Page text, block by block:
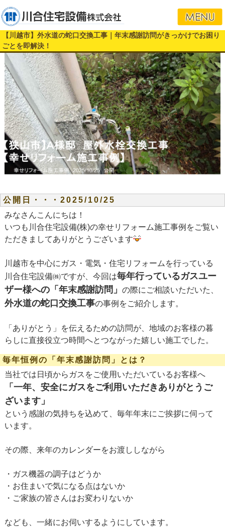
【川越市】外水道の蛇口交換工事｜年末感謝訪問がきっかけでお困り
ごとを即解決！
公開日・・・2025/10/25
みなさんこんにちは！
いつも川合住宅設備(株)の幸せリフォーム施工事例をご覧い
ただきましてありがとうございます
川越市を中心にガス・電気・住宅リフォームを行っている
川合住宅設備㈱ですが、今回は毎年行っているガスユー
ザー様への「年末感謝訪問」 の際にご相談いただいた、
外水道の蛇口交換工事の事例をご紹介します。
「ありがとう」を伝えるための訪問が、地域のお客様の暮
らしに直接役立つ時間へとつながった嬉しい施工でした。
毎年恒例の「年末感謝訪問」とは？
当社では日頃からガスをご使用いただいているお客様へ
「一年、安全にガスをご利用いただきありがとうご
ざいます」
という感謝の気持ちを込めて、毎年年末にご挨拶に伺って
います。
その際、来年のカレンダーをお渡ししながら
・ガス機器の調子はどうか
・お住まいで気になる点はないか
・ご家族の皆さんはお変わりないか
なども、一緒にお伺いするようにしています。